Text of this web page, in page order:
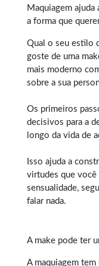
Maquiagem
a forma que
Qual o seu estilo
goste de uma
mais moderno
sobre a sua
Os primeiros
decisivos para a
longo da vida de
Isso ajuda a
virtudes que
sensualidade,
falar nada.
A make pode ter
A maquiagem